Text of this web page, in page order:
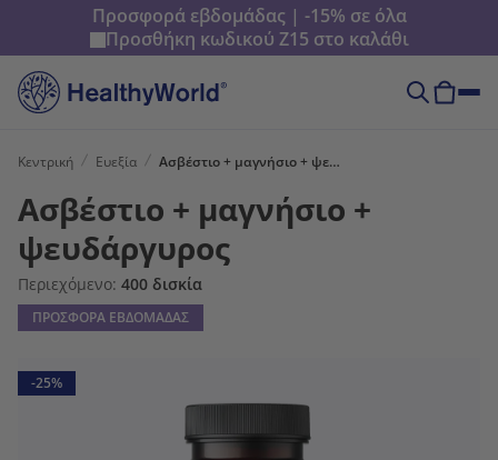
Προσφορά εβδομάδας | -15% σε όλα
Προσθήκη κωδικού Z15 στο καλάθι
Κεντρική Ευεξία Ασβέστιο + μαγνήσιο + ψευδάργυρος
Ασβέστιο + μαγνήσιο +
ψευδάργυρος
Περιεχόμενο: 400 δισκία
ΠΡΟΣΦΟΡΑ ΕΒΔΟΜΑΔΑΣ
-25%